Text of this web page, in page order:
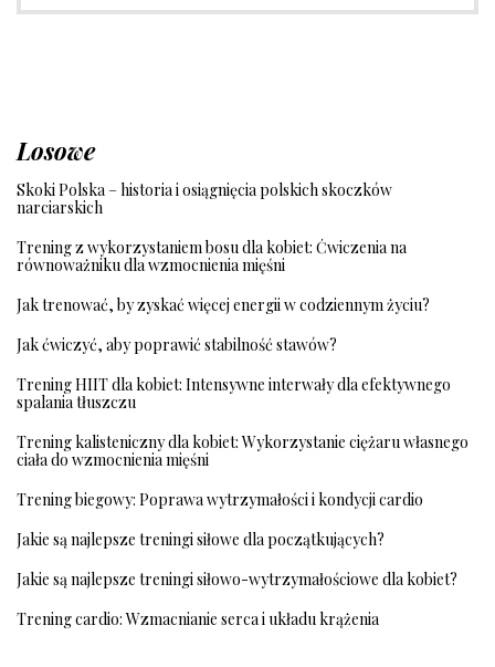
Losowe
Skoki Polska – historia i osiągnięcia polskich skoczków
narciarskich
Trening z wykorzystaniem bosu dla kobiet: Ćwiczenia na
równoważniku dla wzmocnienia mięśni
Jak trenować, by zyskać więcej energii w codziennym życiu?
Jak ćwiczyć, aby poprawić stabilność stawów?
Trening HIIT dla kobiet: Intensywne interwały dla efektywnego
spalania tłuszczu
Trening kalisteniczny dla kobiet: Wykorzystanie ciężaru własnego
ciała do wzmocnienia mięśni
Trening biegowy: Poprawa wytrzymałości i kondycji cardio
Jakie są najlepsze treningi siłowe dla początkujących?
Jakie są najlepsze treningi siłowo-wytrzymałościowe dla kobiet?
Trening cardio: Wzmacnianie serca i układu krążenia